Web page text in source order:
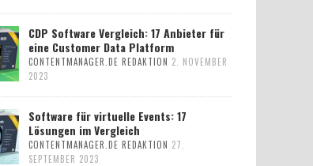
CDP Software Vergleich: 17 Anbieter für
eine Customer Data Platform
CONTENTMANAGER.DE REDAKTION 2. NOVEMBER
2023
Software für virtuelle Events: 17
Lösungen im Vergleich
CONTENTMANAGER.DE REDAKTION 27.
SEPTEMBER 2023